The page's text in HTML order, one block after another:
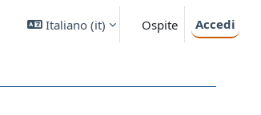
Italiano ‎(it)‎ Ospite Accedi